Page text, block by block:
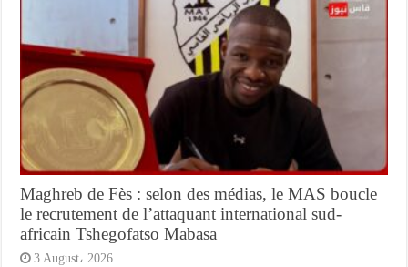
Maghreb de Fès : selon des médias, le MAS boucle
le recrutement de l’attaquant international sud-
africain Tshegofatso Mabasa
3 August، 2026